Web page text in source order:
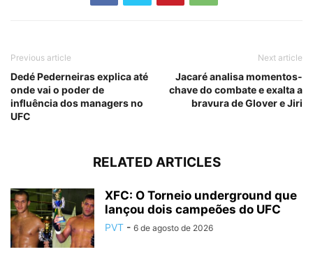
Previous article
Dedé Pederneiras explica até
onde vai o poder de
influência dos managers no
UFC
Next article
Jacaré analisa momentos-
chave do combate e exalta a
bravura de Glover e Jiri
RELATED ARTICLES
XFC: O Torneio underground que
lançou dois campeões do UFC
PVT - 6 de agosto de 2026